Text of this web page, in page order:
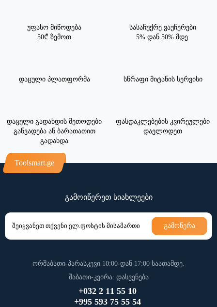
უფასო მიწოდება
50₾ ზემოთ
სასაჩუქრე ვაუჩერები
5% დან 50% მდე.
დაცული პლათფორმა სწრაფი მიტანის სერვისი
დაცული გადახდის მეთოდები
განვადება ან ბარათათით
გადახდა
ფასდაკლებების კვირეულები
დაელოდეთ
Toolsmart.ge
გამოიწერეთ სიახლეები
გამოწერა
ორშაბათი-პარასკევი 10:00-დან 17:00 საათამდე.
შაბათი-კვირა: დასვენება
+032 2 11 55 10
+995 593 75 55 54